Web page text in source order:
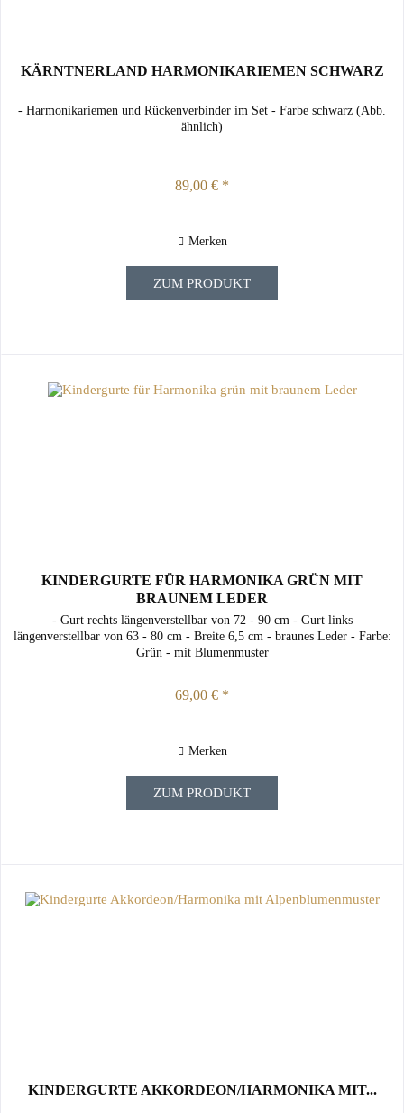
KÄRNTNERLAND HARMONIKARIEMEN SCHWARZ
- Harmonikariemen und Rückenverbinder im Set - Farbe schwarz (Abb.
ähnlich)
89,00 € *
Merken
ZUM PRODUKT
KINDERGURTE FÜR HARMONIKA GRÜN MIT
BRAUNEM LEDER
- Gurt rechts längenverstellbar von 72 - 90 cm - Gurt links
längenverstellbar von 63 - 80 cm - Breite 6,5 cm - braunes Leder - Farbe:
Grün - mit Blumenmuster
69,00 € *
Merken
ZUM PRODUKT
KINDERGURTE AKKORDEON/HARMONIKA MIT...